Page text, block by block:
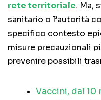
rete territoriale. Ma,
sanitario o l’autorità
specifico contesto
misure precauzionali
prevenire possibili
Vaccini, dal 10